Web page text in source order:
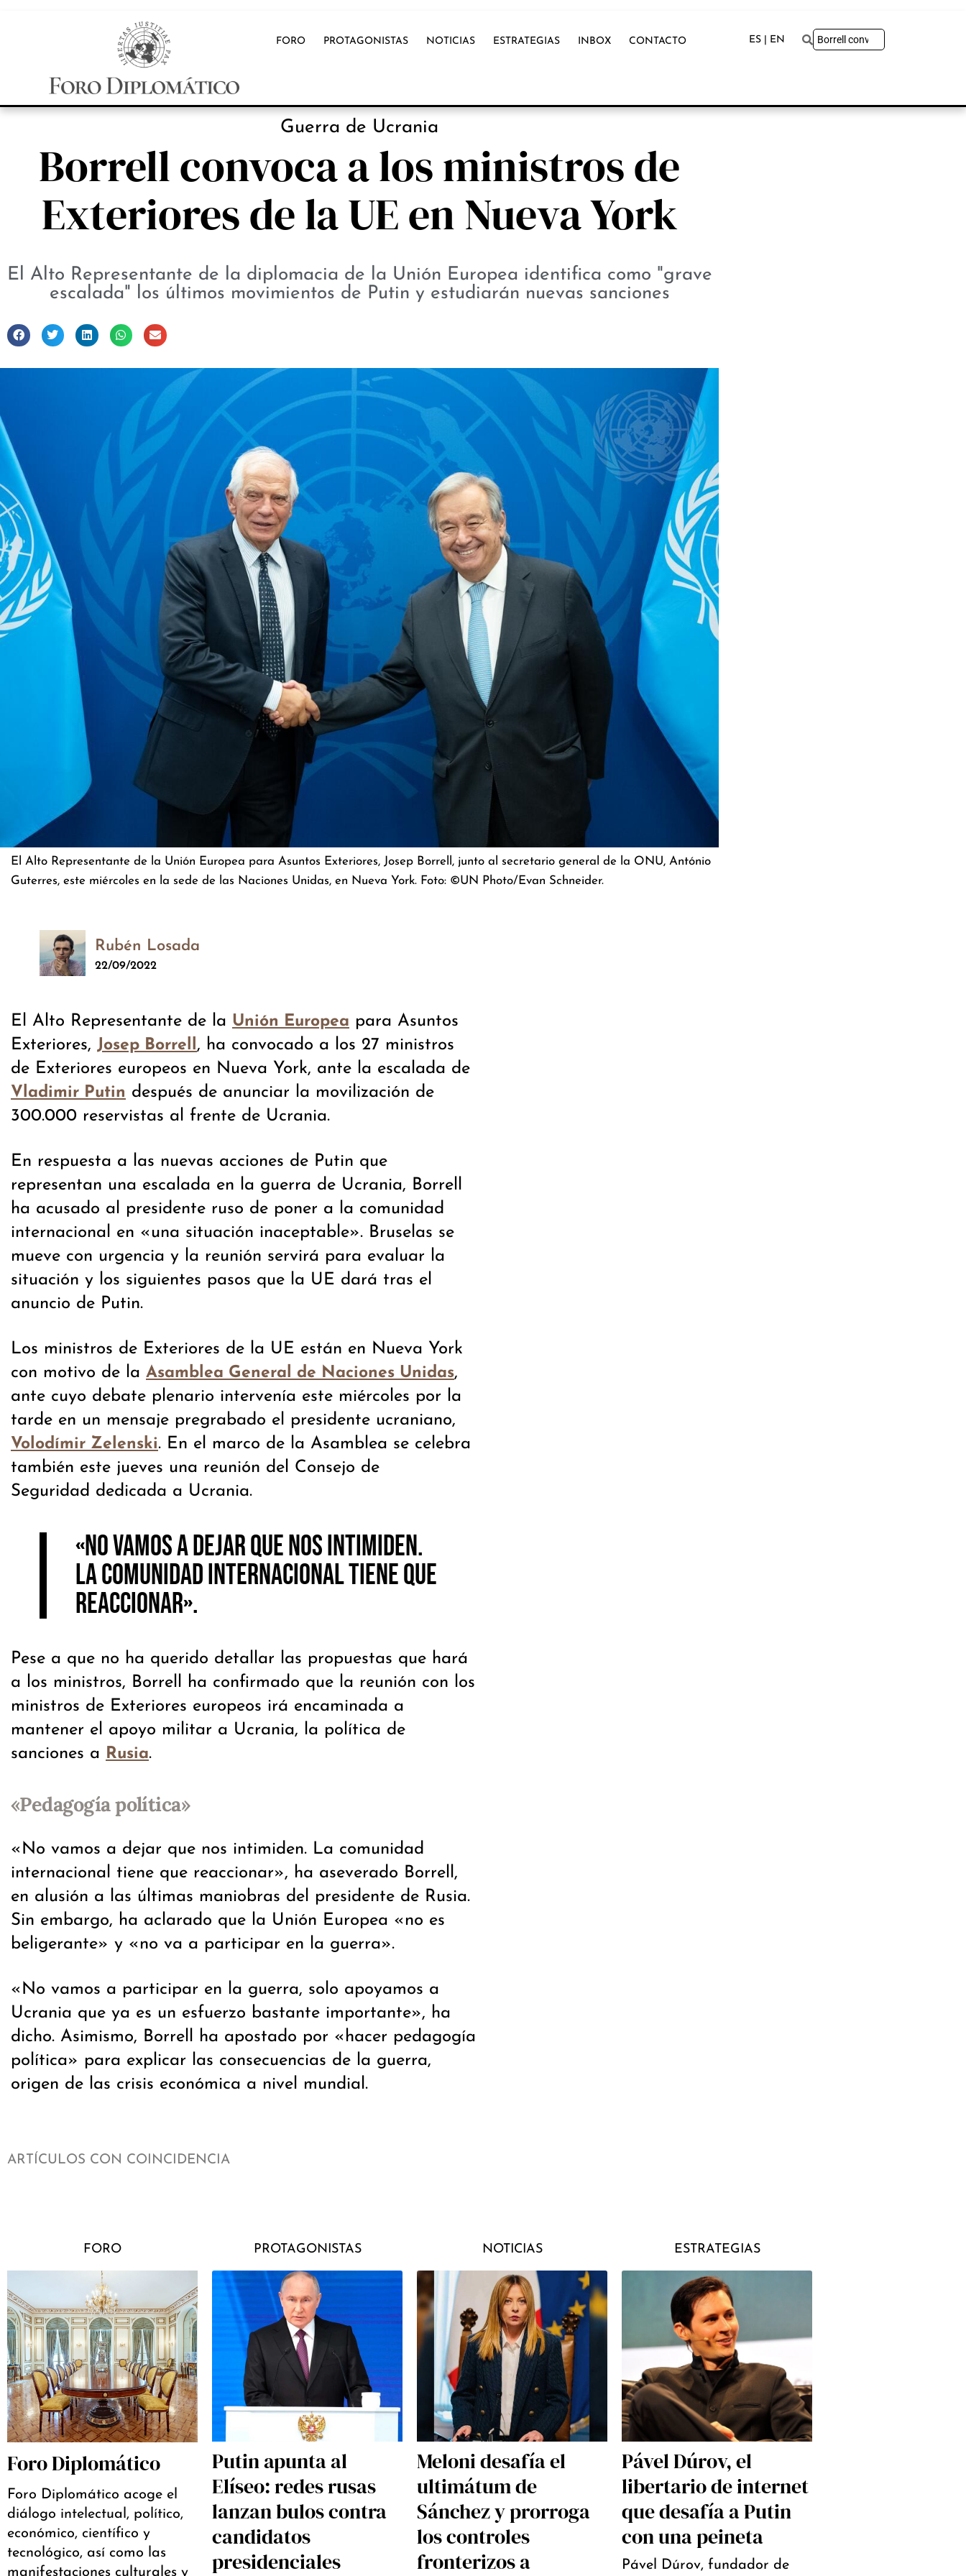
FORO PROTAGONISTAS NOTICIAS ESTRATEGIAS INBOX CONTACTO ES | EN
Guerra de Ucrania
Borrell convoca a los ministros de
Exteriores de la UE en Nueva York
El Alto Representante de la diplomacia de la Unión Europea identifica como "grave
escalada" los últimos movimientos de Putin y estudiarán nuevas sanciones
El Alto Representante de la Unión Europea para Asuntos Exteriores, Josep Borrell, junto al secretario general de la ONU, António
Guterres, este miércoles en la sede de las Naciones Unidas, en Nueva York. Foto: ©UN Photo/Evan Schneider.
Rubén Losada
22/09/2022
El Alto Representante de la Unión Europea para Asuntos
Exteriores, Josep Borrell, ha convocado a los 27 ministros
de Exteriores europeos en Nueva York, ante la escalada de
Vladimir Putin después de anunciar la movilización de
300.000 reservistas al frente de Ucrania.
En respuesta a las nuevas acciones de Putin que
representan una escalada en la guerra de Ucrania, Borrell
ha acusado al presidente ruso de poner a la comunidad
internacional en «una situación inaceptable». Bruselas se
mueve con urgencia y la reunión servirá para evaluar la
situación y los siguientes pasos que la UE dará tras el
anuncio de Putin.
Los ministros de Exteriores de la UE están en Nueva York
con motivo de la Asamblea General de Naciones Unidas,
ante cuyo debate plenario intervenía este miércoles por la
tarde en un mensaje pregrabado el presidente ucraniano,
Volodímir Zelenski. En el marco de la Asamblea se celebra
también este jueves una reunión del Consejo de
Seguridad dedicada a Ucrania.
«No vamos a dejar que nos intimiden.
La comunidad internacional tiene que
reaccionar».
Pese a que no ha querido detallar las propuestas que hará
a los ministros, Borrell ha confirmado que la reunión con los
ministros de Exteriores europeos irá encaminada a
mantener el apoyo militar a Ucrania, la política de
sanciones a Rusia.
«Pedagogía política»
«No vamos a dejar que nos intimiden. La comunidad
internacional tiene que reaccionar», ha aseverado Borrell,
en alusión a las últimas maniobras del presidente de Rusia.
Sin embargo, ha aclarado que la Unión Europea «no es
beligerante» y «no va a participar en la guerra».
«No vamos a participar en la guerra, solo apoyamos a
Ucrania que ya es un esfuerzo bastante importante», ha
dicho. Asimismo, Borrell ha apostado por «hacer pedagogía
política» para explicar las consecuencias de la guerra,
origen de las crisis económica a nivel mundial.
ARTÍCULOS CON COINCIDENCIA
FORO
Foro Diplomático
Foro Diplomático acoge el
diálogo intelectual, político,
económico, científico y
tecnológico, así como las
manifestaciones culturales y
PROTAGONISTAS
Putin apunta al
Elíseo: redes rusas
lanzan bulos contra
candidatos
presidenciales
NOTICIAS
Meloni desafía el
ultimátum de
Sánchez y prorroga
los controles
fronterizos a
ESTRATEGIAS
Pável Dúrov, el
libertario de internet
que desafía a Putin
con una peineta
Pável Dúrov, fundador de